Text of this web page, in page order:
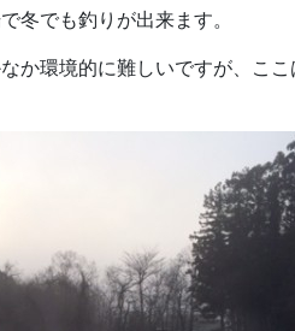
冬でも釣りが出来ます。
か環境的に難しいですが、こ